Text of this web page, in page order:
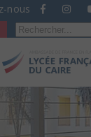
nous